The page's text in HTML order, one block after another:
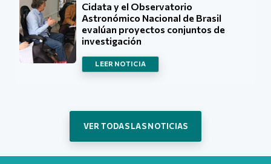
Cidata y el Observatorio
Astronómico Nacional de Brasil
evalúan proyectos conjuntos de
investigación
LEER NOTICIA
VER TODAS LAS NOTICIAS